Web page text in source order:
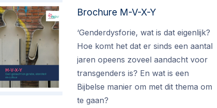
Brochure M-V-X-Y
‘Genderdysforie, wat is dat eigenlijk?
Hoe komt het dat er sinds een aantal
jaren opeens zoveel aandacht voor
transgenders is? En wat is een
Bijbelse manier om met dit thema om
te gaan?